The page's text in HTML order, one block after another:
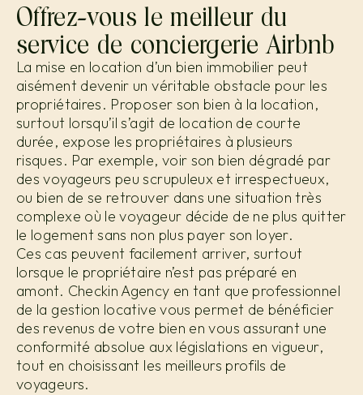
Offrez-vous le meilleur du
service de conciergerie Airbnb
La mise en location d’un bien immobilier peut
aisément devenir un véritable obstacle pour les
propriétaires. Proposer son bien à la location,
surtout lorsqu’il s’agit de location de courte
durée, expose les propriétaires à plusieurs
risques. Par exemple, voir son bien dégradé par
des voyageurs peu scrupuleux et irrespectueux,
ou bien de se retrouver dans une situation très
complexe où le voyageur décide de ne plus quitter
le logement sans non plus payer son loyer.
Ces cas peuvent facilement arriver, surtout
lorsque le propriétaire n’est pas préparé en
amont. Checkin Agency en tant que professionnel
de la gestion locative vous permet de bénéficier
des revenus de votre bien en vous assurant une
conformité absolue aux législations en vigueur,
tout en choisissant les meilleurs profils de
voyageurs.